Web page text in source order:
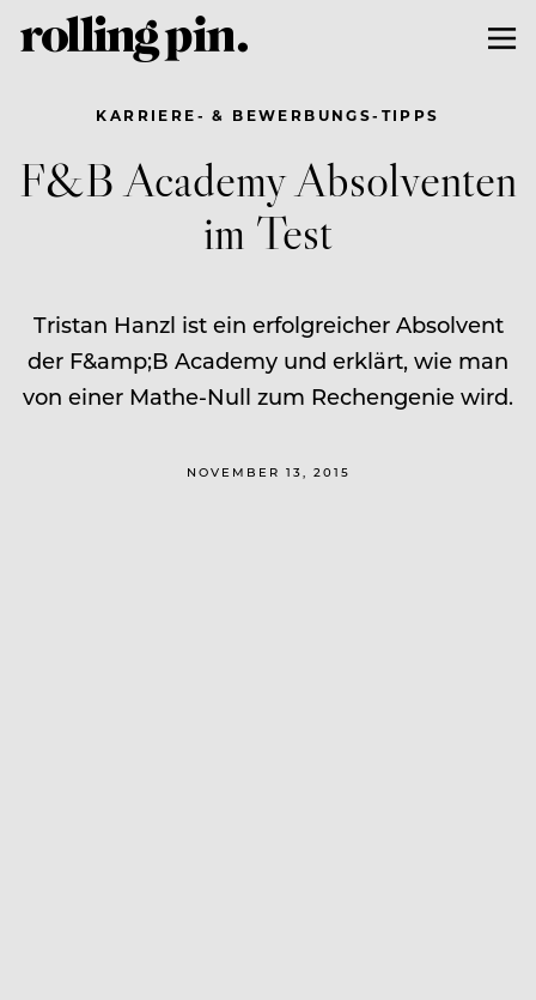
KARRIERE- & BEWERBUNGS-TIPPS
F&B Academy Absolventen
im Test
Tristan Hanzl ist ein erfolgreicher Absolvent
der F&amp;B Academy und erklärt, wie man
von einer Mathe-Null zum Rechengenie wird.
NOVEMBER 13, 2015